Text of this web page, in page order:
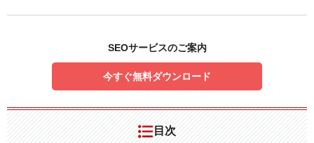
SEOサービスのご案内
今すぐ無料ダウンロード
目次